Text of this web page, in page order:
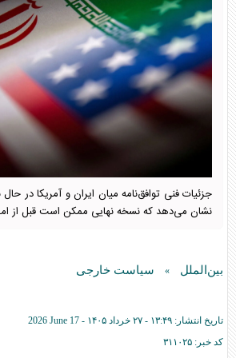
جزئیات فنی توافق‌نامه میان ایران و آمریکا در
نشان می‌دهد که نسخه نهایی ممکن است قبل از
بین‌الملل » سیاست خارجی
تاریخ انتشار: ۱۳:۴۹ - ۲۷ خرداد ۱۴۰۵ -
2026 June 17
کد خبر: ۳۱۱۰۲۵